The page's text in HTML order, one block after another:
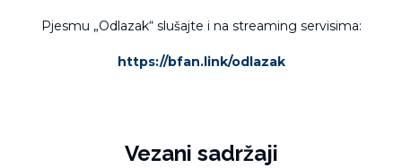
Pjesmu „Odlazak“ slušajte i na streaming servisima:
https://bfan.link/odlazak
Vezani sadržaji